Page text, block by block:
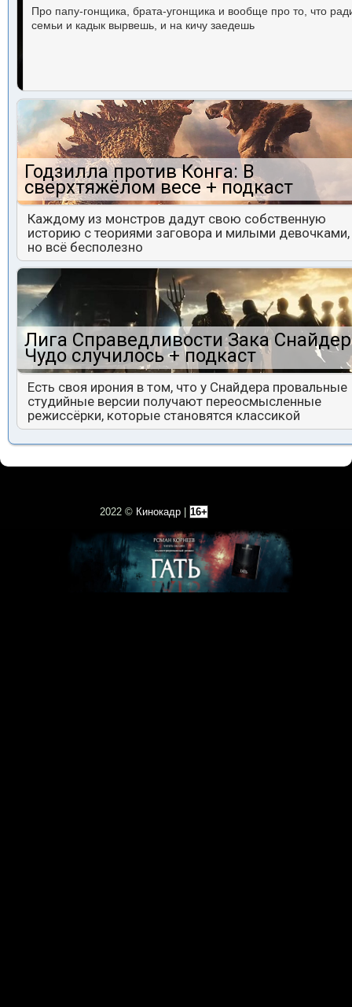
Про папу-гонщика, брата-угонщика и вообще про то, что
семьи и кадык вырвешь, и на кичу заедешь
Годзилла против Конга: В
сверхтяжёлом весе + подкаст
Каждому из монстров дадут свою собственную
историю с теориями заговора и милыми девочками,
но всё бесполезно
Лига Справедливости Зака
Чудо случилось + подкаст
Есть своя ирония в том, что у Снайдера провальные
студийные версии получают переосмысленные
режиссёрки, которые становятся классикой
2022 © Кинокадр 16+